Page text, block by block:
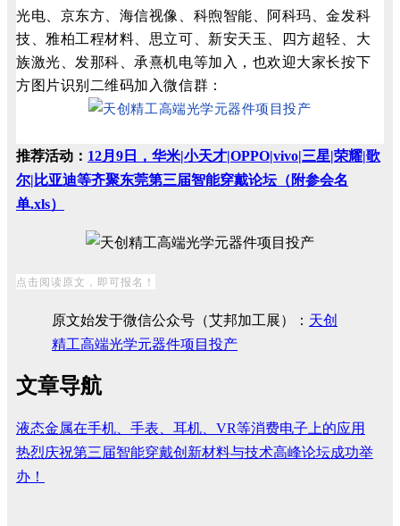
光电、京东方、海信视像、科煦智能、阿科玛、金发科
技、雅柏工程材料、思立可、新安天玉、四方超轻、大
族激光、发那科、承熹机电等加入，也欢迎大家长按下
方图片识别二维码加入微信群：
推荐活动： 12月9日，华米|小天才|OPPO|vivo|三星|荣耀|歌
尔|比亚迪等齐聚东莞第三届智能穿戴论坛（附参会名
单.xls）
点击阅读原文，即可报名！
原文始发于微信公众号（艾邦加工展）： 天创
精工高端光学元器件项目投产
文章导航
液态金属在手机、手表、耳机、VR等消费电子上的应用
热烈庆祝第三届智能穿戴创新材料与技术高峰论坛成功举
办！